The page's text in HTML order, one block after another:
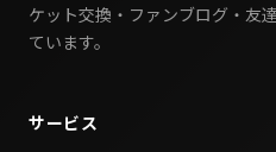
ケット交換・ファンブログ・友
ています。
サービス